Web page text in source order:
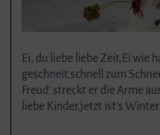
Ei, du liebe liebe Zeit,Ei wie
geschneit,schnell zum
Freud’ streckt er die Arme
liebe Kinder,jetzt ist’s